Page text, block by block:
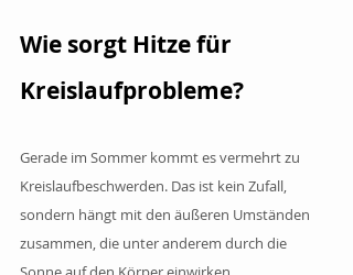
Wie sorgt Hitze für
Kreislaufprobleme?
Gerade im Sommer kommt es vermehrt zu
Kreislaufbeschwerden. Das ist kein Zufall,
sondern hängt mit den äußeren Umständen
zusammen, die unter anderem durch die